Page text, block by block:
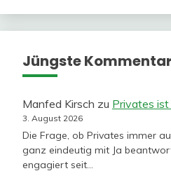
Jüngste
Manfed Kirsch zu Privates ist
3. August 2026
Die Frage, ob Privates immer
ganz eindeutig mit Ja
engagiert seit…